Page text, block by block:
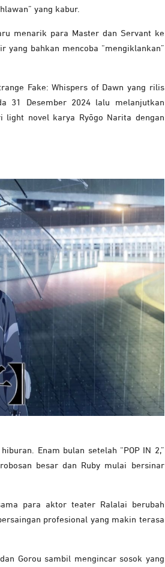
yang kabur.
menarik para Master dan Servant ke
bahkan mencoba “mengiklankan”
Fake: Whispers of Dawn yang rilis
31 Desember 2024 lalu melanjutkan
light novel karya Ryōgo Narita dengan
Enam bulan setelah “POP IN 2,”
besar dan Ruby mulai bersinar
para aktor teater Ralalai berubah
profesional yang makin terasa
Gorou sambil mengincar sosok yang